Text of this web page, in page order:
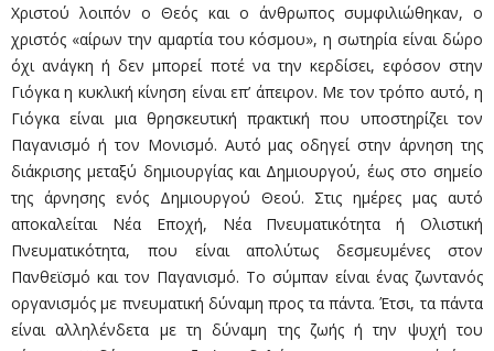
Χριστού λοιπόν ο Θεός και ο άνθρωπος συμφιλιώθηκαν, ο
χριστός «αίρων την αμαρτία του κόσμου», η σωτηρία είναι δώρο
όχι ανάγκη ή δεν μπορεί ποτέ να την κερδίσει, εφόσον στην
Γιόγκα η κυκλική κίνηση είναι επ’ άπειρον. Με τον τρόπο αυτό, η
Γιόγκα είναι μια θρησκευτική πρακτική που υποστηρίζει τον
Παγανισμό ή τον Μονισμό. Αυτό μας οδηγεί στην άρνηση της
διάκρισης μεταξύ δημιουργίας και Δημιουργού, έως στο σημείο
της άρνησης ενός Δημιουργού Θεού. Στις ημέρες μας αυτό
αποκαλείται Νέα Εποχή, Νέα Πνευματικότητα ή Ολιστική
Πνευματικότητα, που είναι απολύτως δεσμευμένες στον
Πανθεϊσμό και τον Παγανισμό. Το σύμπαν είναι ένας ζωντανός
οργανισμός με πνευματική δύναμη προς τα πάντα. Έτσι, τα πάντα
είναι αλληλένδετα με τη δύναμη της ζωής ή την ψυχή του